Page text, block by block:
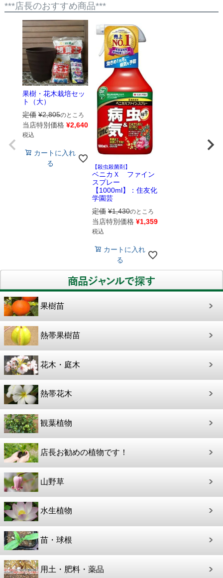
***店長のおすすめ商品***
果樹・花木栽培セッ
ト（大）
定価 ¥2,805のところ
当店特別価格 ¥2,640
税込
カートに入れ
る
【殺虫殺菌剤】
ベニカＸ ファイン
スプレー
【1000ml】：住友化
学園芸
定価 ¥1,430のところ
当店特別価格 ¥1,359
税込
カートに入れ
る
果樹苗
熱帯果樹苗
花木・庭木
熱帯花木
観葉植物
店長お勧めの植物です！
山野草
水生植物
苗・球根
用土・肥料・薬品